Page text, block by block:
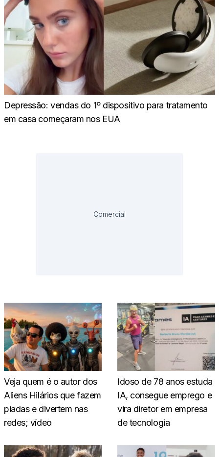
Depressão: vendas do 1º dispositivo para tratamento
em casa começaram nos EUA
Comercial
Veja quem é o autor dos
Aliens Hilários que fazem
piadas e divertem nas
redes; vídeo
Idoso de 78 anos estuda
IA, consegue emprego e
vira diretor em empresa
de tecnologia